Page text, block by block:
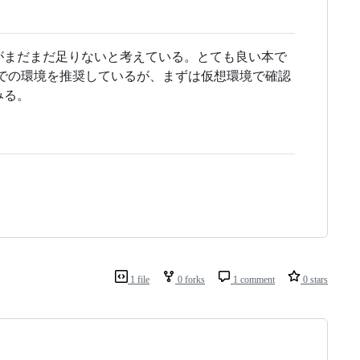
だまだ足りないと考えている。とても良い本で
環境を推奨しているが、まずは仮想環境で確認
。
1 file 0 forks 1 comment 0 stars